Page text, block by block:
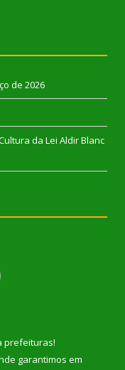
de 2026
da Lei Aldir Blanc
prefeituras!
garantimos em